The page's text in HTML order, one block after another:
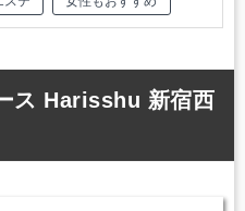
ス Harisshu 新宿西